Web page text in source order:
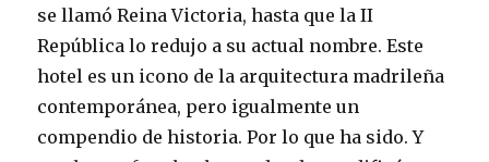
se llamó Reina Victoria, hasta que la II
República lo redujo a su actual nombre. Este
hotel es un icono de la arquitectura madrileña
contemporánea, pero igualmente un
compendio de historia. Por lo que ha sido. Y